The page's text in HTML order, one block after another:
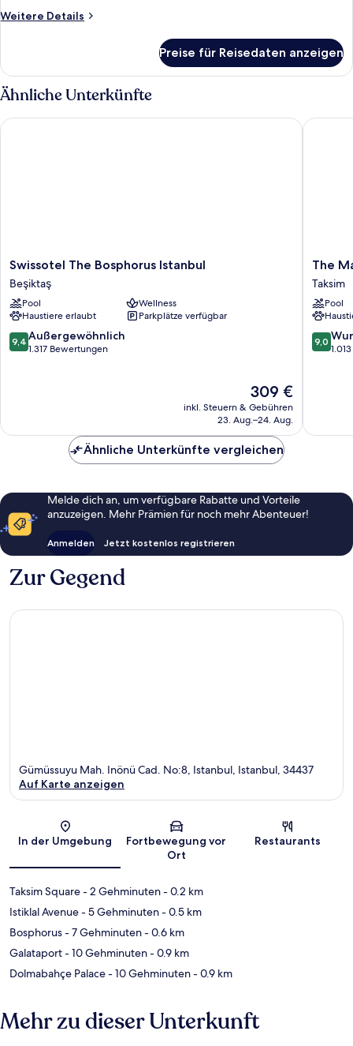
Terrace
Weitere Details
Weitere
Bosphorus
One
Bedroom
with
Preise für Reisedaten anzeigen
Ähnliche Unterkünfte
Swissotel
The
Bosphorus
Istanbul
Beşiktaş
Swissotel The Bosphorus Istanbul
Beşiktaş
Pool
Wellness
Haustiere erlaubt
Parkplätze verfügbar
9.4
von
9,4 Außergewöhnlich
1.317 Bewertungen
Der
Preis
beträgt
309 €
inkl. Steuern & Gebühren
23. Aug.–24. Aug.
Swissotel The Bosphorus Istanbul
The
Taksim
Taksim
The
Taksim
Pool
9.0
von
9,0
The
Ähnliche Unterkünfte vergleichen
Melde dich an, um verfügbare Rabatte und Vorteile
anzuzeigen. Mehr Prämien für noch mehr Abenteuer!
Anmelden Jetzt kostenlos registrieren
Zur Gegend
Karte
Gümüssuyu Mah. Inönü Cad. No:8, Istanbul, Istanbul, 34437
Auf Karte anzeigen
In der Umgebung
Fortbewegung vor
Ort
Restaurants
Taksim Square- 2 Gehminuten- 0.2 km
Istiklal Avenue- 5 Gehminuten- 0.5 km
Bosphorus- 7 Gehminuten- 0.6 km
Galataport- 10 Gehminuten- 0.9 km
Dolmabahçe Palace- 10 Gehminuten- 0.9 km
Mehr zu dieser Unterkunft